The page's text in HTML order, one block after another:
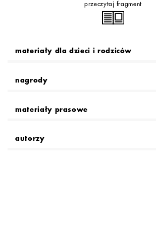
przeczytaj fragment
materiały dla dzieci i rodziców
nagrody
materiały prasowe
autorzy